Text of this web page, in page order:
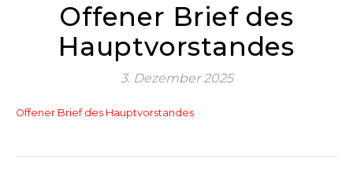
Offener Brief des
Hauptvorstandes
3. Dezember 2025
Offener Brief des Hauptvorstandes